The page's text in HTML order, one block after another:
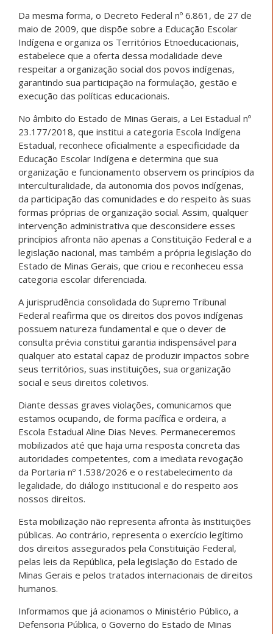
Da mesma forma, o Decreto Federal nº 6.861, de 27 de
maio de 2009, que dispõe sobre a Educação Escolar
Indígena e organiza os Territórios Etnoeducacionais,
estabelece que a oferta dessa modalidade deve
respeitar a organização social dos povos indígenas,
garantindo sua participação na formulação, gestão e
execução das políticas educacionais.
No âmbito do Estado de Minas Gerais, a Lei Estadual nº
23.177/2018, que institui a categoria Escola Indígena
Estadual, reconhece oficialmente a especificidade da
Educação Escolar Indígena e determina que sua
organização e funcionamento observem os princípios da
interculturalidade, da autonomia dos povos indígenas,
da participação das comunidades e do respeito às suas
formas próprias de organização social. Assim, qualquer
intervenção administrativa que desconsidere esses
princípios afronta não apenas a Constituição Federal e a
legislação nacional, mas também a própria legislação do
Estado de Minas Gerais, que criou e reconheceu essa
categoria escolar diferenciada.
A jurisprudência consolidada do Supremo Tribunal
Federal reafirma que os direitos dos povos indígenas
possuem natureza fundamental e que o dever de
consulta prévia constitui garantia indispensável para
qualquer ato estatal capaz de produzir impactos sobre
seus territórios, suas instituições, sua organização
social e seus direitos coletivos.
Diante dessas graves violações, comunicamos que
estamos ocupando, de forma pacífica e ordeira, a
Escola Estadual Aline Dias Neves. Permaneceremos
mobilizados até que haja uma resposta concreta das
autoridades competentes, com a imediata revogação
da Portaria nº 1.538/2026 e o restabelecimento da
legalidade, do diálogo institucional e do respeito aos
nossos direitos.
Esta mobilização não representa afronta às instituições
públicas. Ao contrário, representa o exercício legítimo
dos direitos assegurados pela Constituição Federal,
pelas leis da República, pela legislação do Estado de
Minas Gerais e pelos tratados internacionais de direitos
humanos.
Informamos que já acionamos o Ministério Público, a
Defensoria Pública, o Governo do Estado de Minas